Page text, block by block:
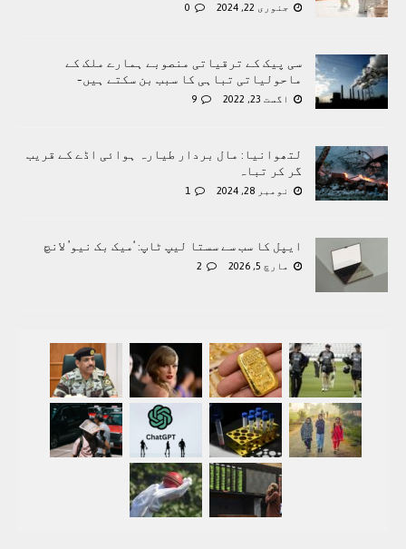
جنوری 22, 2024 0
سی پیک کے ترقیاتی منصوبے ہمارے ملک کے
ماحولیاتی تباہی کا سبب بن سکتے ہیں-
اگست 23, 2022 9
لتھوانیا: مال بردار طیارہ ہوائی اڈے کے قریب
گر کر تباہ
نومبر 28, 2024 1
ایپل کا سب سے سستا لیپ ٹاپ: ‘میک بک نیو’ لانچ
مارچ 5, 2026 2